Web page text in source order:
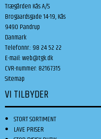
Trægården Kås A/S
Brogaardsgade 14-19, Kås
9490 Pandrup
Danmark
Telefonnr.: 98 24 52 22
E-mail:web@tgk.dk
CVR-nummer: 82167315
Sitemap
VI TILBYDER
STORT SORTIMENT
LAVE PRISER